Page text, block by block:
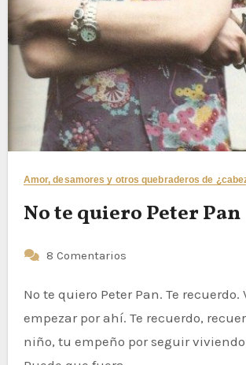
Amor, desamores y otros quebraderos de
No te quiero Peter Pan
8 Comentarios
No te quiero Peter Pan. Te recuerdo. Vamos a
empezar por ahí. Te recuerdo,
niño, tu empeño por seguir